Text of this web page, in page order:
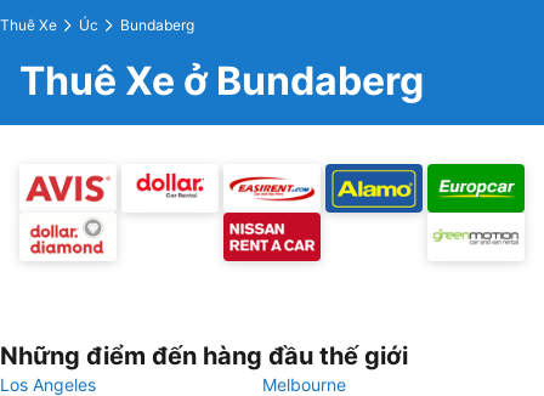
Thuê Xe Úc Bundaberg
Thuê Xe ở Bundaberg
Những điểm đến hàng đầu thế giới
Los Angeles
Melbourne